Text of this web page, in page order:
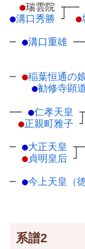
●瑞雲院 ┬
●溝口秀勝 ┘
──
●
─ ●溝口重雄 ─
─ ●稲葉恒通の
●勧修寺顕
── ●仁孝天皇 ┬
●正親町雅子 ┘
─ ●大正天皇 ┬
●貞明皇后 ┘
─ ●今上天皇（徳
系譜2